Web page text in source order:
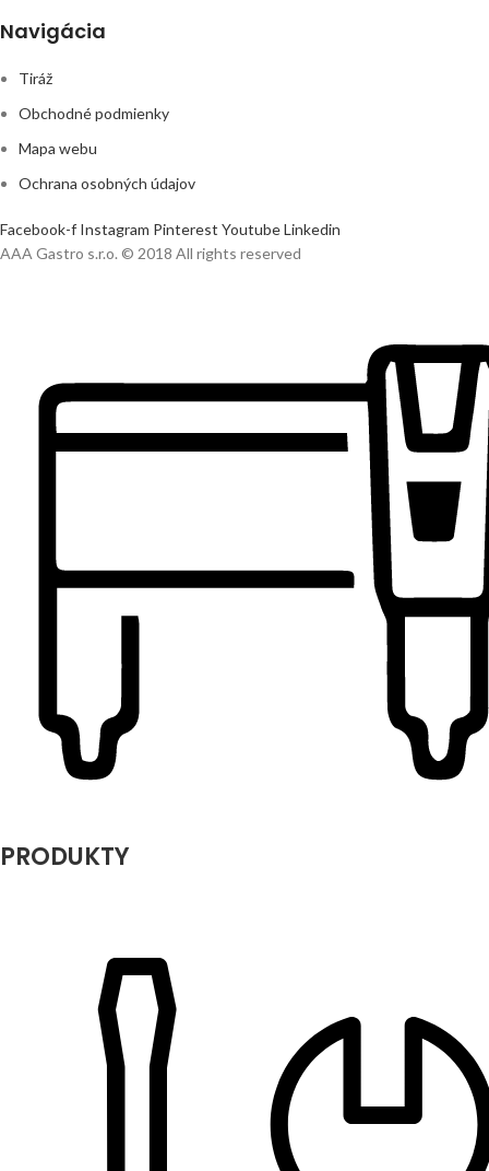
Navigácia
Tiráž
Obchodné podmienky
Mapa webu
Ochrana osobných údajov
Facebook-f Instagram Pinterest YoutubeLinkedin
AAA Gastro s.r.o. © 2018 All rights reserved​
PRODUKTY